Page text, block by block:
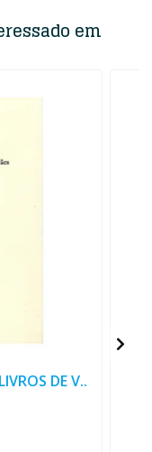
em
DE V..